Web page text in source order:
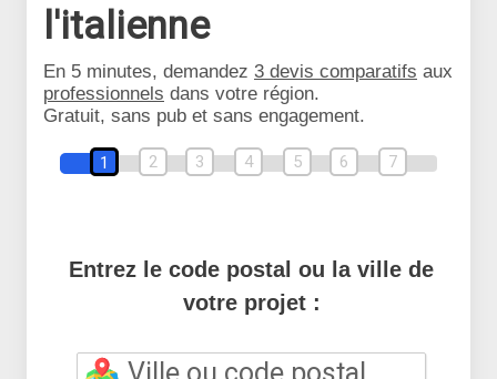
l'italienne
En 5 minutes, demandez 3 devis comparatifs aux
professionnels dans votre région.
Gratuit, sans pub et sans engagement.
1 2 3 4 5 6 7
Entrez le code postal ou la ville de
votre projet :